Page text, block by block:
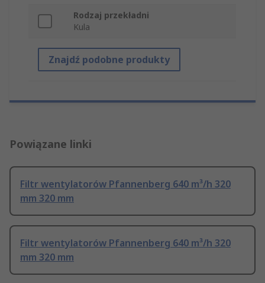
Rodzaj przekładni
Kula
Znajdź podobne produkty
Powiązane linki
Filtr wentylatorów Pfannenberg 640 m³/h 320
mm 320 mm
Filtr wentylatorów Pfannenberg 640 m³/h 320
mm 320 mm